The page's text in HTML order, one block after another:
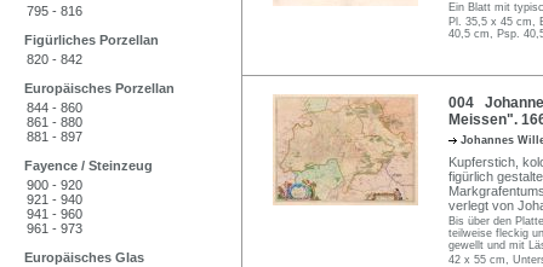
795 - 816
Figürliches Porzellan
820 - 842
Europäisches Porzellan
844 - 860
861 - 880
881 - 897
Fayence / Steinzeug
900 - 920
921 - 940
941 - 960
961 - 973
Europäisches Glas
Ein Blatt mit
Pl. 35,5 x 45 cm,
40,5 cm, Psp.
004
Meissen".
Johannes
Kupferstich,
figürlich
verlegt von
Bis über den
teilweise fleckig
gewellt und mit
42 x 55 cm,